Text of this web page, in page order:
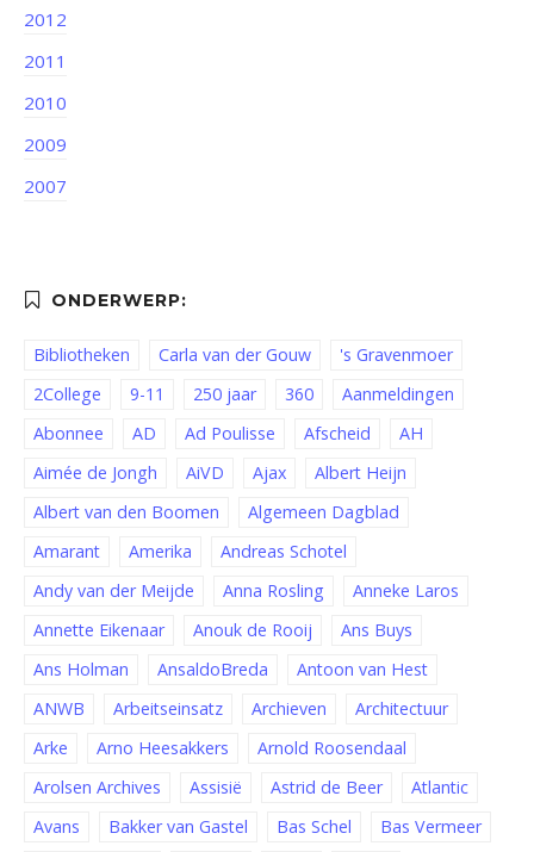
2012
2011
2010
2009
2007
Bibliotheken Carla van der Gouw
's Gravenmoer
2College
9-11 250 jaar 360
Aanmeldingen
Abonnee
AD Ad Poulisse Afscheid
AH
Aimée de Jongh
AiVD Ajax
Albert Heijn
Albert van den Boomen
Algemeen Dagblad
Amarant
Amerika
Andreas Schotel
Andy van der Meijde
Anna Rosling
Anneke Laros
Annette Eikenaar
Anouk de Rooij
Ans Buys
Ans Holman
AnsaldoBreda
Antoon van Hest
ANWB
Arbeitseinsatz Archieven
Architectuur
Arke
Arno Heesakkers
Arnold Roosendaal
Arolsen Archives
Assisië Astrid de Beer
Atlantic
Avans
Bakker van Gastel Bas Schel
Bas Vermeer